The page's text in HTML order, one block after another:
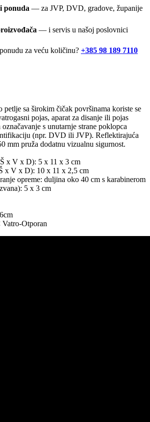
ponuda — za JVP, DVD, gradove, županije
— i servis u našoj poslovnici
za veću količinu? +385 98 189 7110
sa širokim čičak površinama koriste se
pojas, aparat za disanje ili pojas
s unutarnje strane poklopca
(npr. DVD ili JVP). Reflektirajuća
mm pruža dodatnu vizualnu sigurnost.
x V x D): 5 x 11 x 3 cm
x V x D): 10 x 11 x 2,5 cm
opreme: duljina oko 40 cm s karabinerom
5 x 3 cm
Otporan